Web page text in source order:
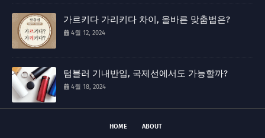
가르키다 가리키다 차이, 올바른 맞춤법은?
4월 12, 2024
텀블러 기내반입, 국제선에서도 가능할까?
4월 18, 2024
HOME ABOUT